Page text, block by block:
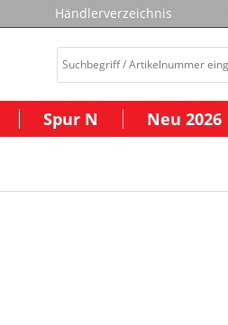
Händlerverzeichnis
Spur N Neu 2026